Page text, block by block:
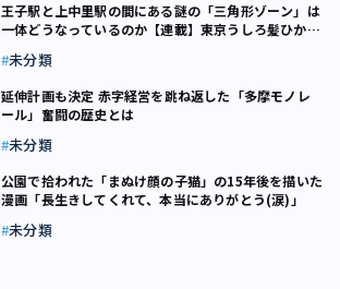
王子駅と上中里駅の間にある謎の「三角形ゾーン」は
一体どうなっているのか【連載】東京うしろ髪ひかれ
未分類
延伸計画も決定 赤字経営を跳ね返した「多摩モノレ
ール」奮闘の歴史とは
未分類
公園で拾われた「まぬけ顔の子猫」の15年後を描いた
漫画「長生きしてくれて、本当にありがとう(涙)」
未分類